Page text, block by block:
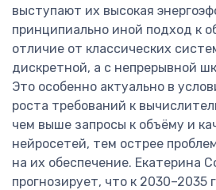
выступают их высокая
принципиально иной подход к
отличие от классических
дискретной, а с непрерывной
Это особенно актуально в
роста требований к
чем выше запросы к объёму и
нейросетей, тем острее
на их обеспечение. Екатерина
прогнозирует, что к 2030–2035